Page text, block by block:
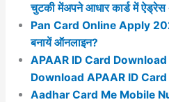
चुटकी मेंअपने आधार कार्ड में
Pan Card Online Apply
बनायें ऑनलाइन?
APAAR ID Card
Download APAAR ID
Aadhar Card Me Mobile